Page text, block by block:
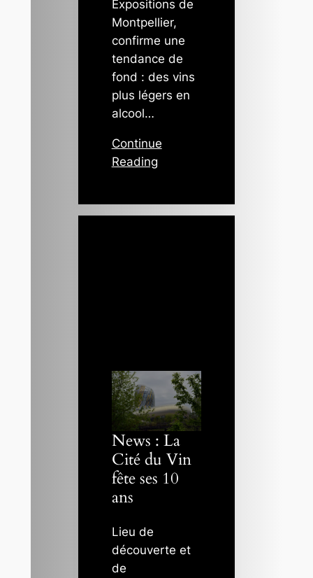
Expositions de
Montpellier,
confirme une
tendance de
fond : des vins
plus légers en
alcool…
Continue
Reading
News : La
Cité du Vin
fête ses 10
ans
Lieu de
découverte et
de